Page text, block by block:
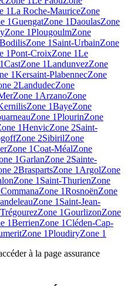
1La Roche-MauriceZone
1GuengatZone 1DaoulasZone
Zone 1PlougoulmZone
BodilisZone 1Saint-UrbainZone
1Pont-CroixZone 1Le
CastZone 1LandunvezZone
1Kersaint-PlabennecZone
2LandudecZone
Zone 1ArzanoZone
Zone 1BayeZone
Zone 1PlourinZone
1HenvicZone 2Saint-
Zone 2SibirilZone
Zone 1Coat-MéalZone
1GarlanZone 2Sainte-
2BraspartsZone 1ArgolZone
Zone 1Saint-ThurienZone
CommanaZone 1RosnoënZone
Zone 1Saint-Jean-
TrégourezZone 1GourlizonZone
1BerrienZone 1Cléden-Cap-
Zone 1PloudiryZone 1
à la page assurance